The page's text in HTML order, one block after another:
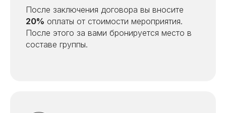
После заключения договора вы вносите
20% оплаты от стоимости мероприятия.
После этого за вами бронируется место в
составе группы.